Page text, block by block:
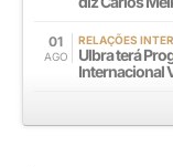
01
AGO
RELAÇÕES
Ulbra terá
Internacional